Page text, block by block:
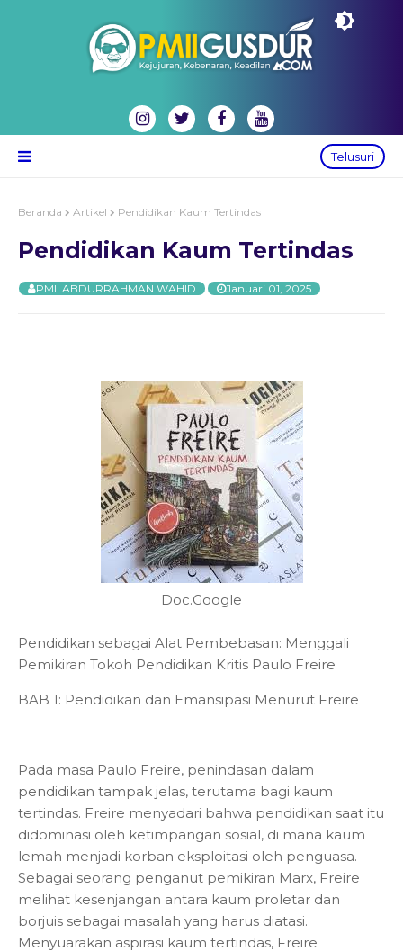
Telusuri
Beranda Artikel Pendidikan Kaum Tertindas
Pendidikan Kaum Tertindas
PMII ABDURRAHMAN WAHID Januari 01, 2025
Doc.Google
Pendidikan sebagai Alat Pembebasan: Menggali
Pemikiran Tokoh Pendidikan Kritis Paulo Freire
BAB 1: Pendidikan dan Emansipasi Menurut Freire
Pada masa Paulo Freire, penindasan dalam
pendidikan tampak jelas, terutama bagi kaum
tertindas. Freire menyadari bahwa pendidikan saat itu
didominasi oleh ketimpangan sosial, di mana kaum
lemah menjadi korban eksploitasi oleh penguasa.
Sebagai seorang penganut pemikiran Marx, Freire
melihat kesenjangan antara kaum proletar dan
borjuis sebagai masalah yang harus diatasi.
Menyuarakan aspirasi kaum tertindas, Freire